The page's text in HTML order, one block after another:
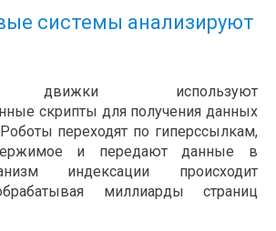
системы анализируют
движки используют
скрипты для получения данных
переходят по гиперссылкам,
и передают данные в
индексации происходит
миллиарды страниц